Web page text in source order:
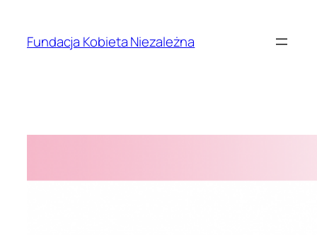
treściFundacja Kobieta Niezależna